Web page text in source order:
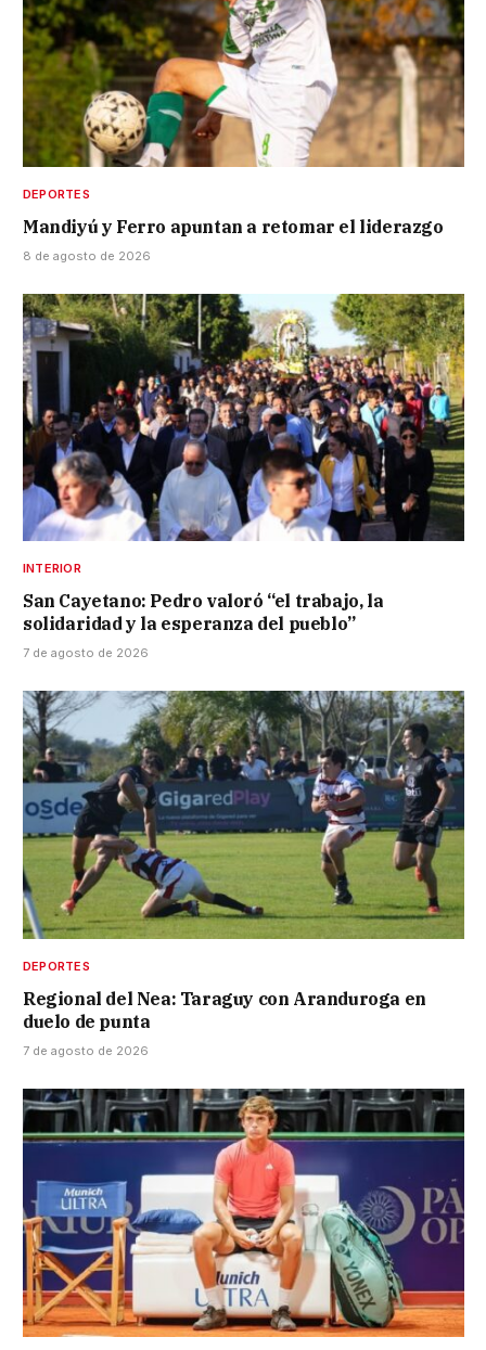
DEPORTES
Mandiyú y Ferro apuntan a retomar el liderazgo
8 de agosto de 2026
INTERIOR
San Cayetano: Pedro valoró “el trabajo, la
solidaridad y la esperanza del pueblo”
7 de agosto de 2026
DEPORTES
Regional del Nea: Taraguy con Aranduroga en
duelo de punta
7 de agosto de 2026